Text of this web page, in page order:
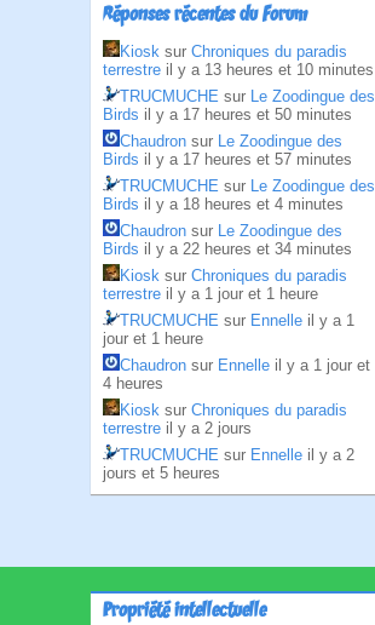
Réponses récentes du Forum
Kiosk sur Chroniques du paradis
terrestre il y a 13 heures et 10 minutes
TRUCMUCHE sur Le Zoodingue des
Birds il y a 17 heures et 50 minutes
Chaudron sur Le Zoodingue des
Birds il y a 17 heures et 57 minutes
TRUCMUCHE sur Le Zoodingue des
Birds il y a 18 heures et 4 minutes
Chaudron sur Le Zoodingue des
Birds il y a 22 heures et 34 minutes
Kiosk sur Chroniques du paradis
terrestre il y a 1 jour et 1 heure
TRUCMUCHE sur Ennelle il y a 1
jour et 1 heure
Chaudron sur Ennelle il y a 1 jour et
4 heures
Kiosk sur Chroniques du paradis
terrestre il y a 2 jours
TRUCMUCHE sur Ennelle il y a 2
jours et 5 heures
Propriété intellectuelle